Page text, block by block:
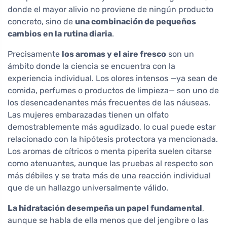
donde el mayor alivio no proviene de ningún producto
concreto, sino de una combinación de pequeños
cambios en la rutina diaria.
Precisamente los aromas y el aire fresco son un
ámbito donde la ciencia se encuentra con la
experiencia individual. Los olores intensos —ya sean de
comida, perfumes o productos de limpieza— son uno de
los desencadenantes más frecuentes de las náuseas.
Las mujeres embarazadas tienen un olfato
demostrable­mente más agudizado, lo cual puede estar
relacionado con la hipótesis protectora ya mencionada.
Los aromas de cítricos o menta piperita suelen citarse
como atenuantes, aunque las pruebas al respecto son
más débiles y se trata más de una reacción individual
que de un hallazgo universalmente válido.
La hidratación desempeña un papel fundamental,
aunque se habla de ella menos que del jengibre o las